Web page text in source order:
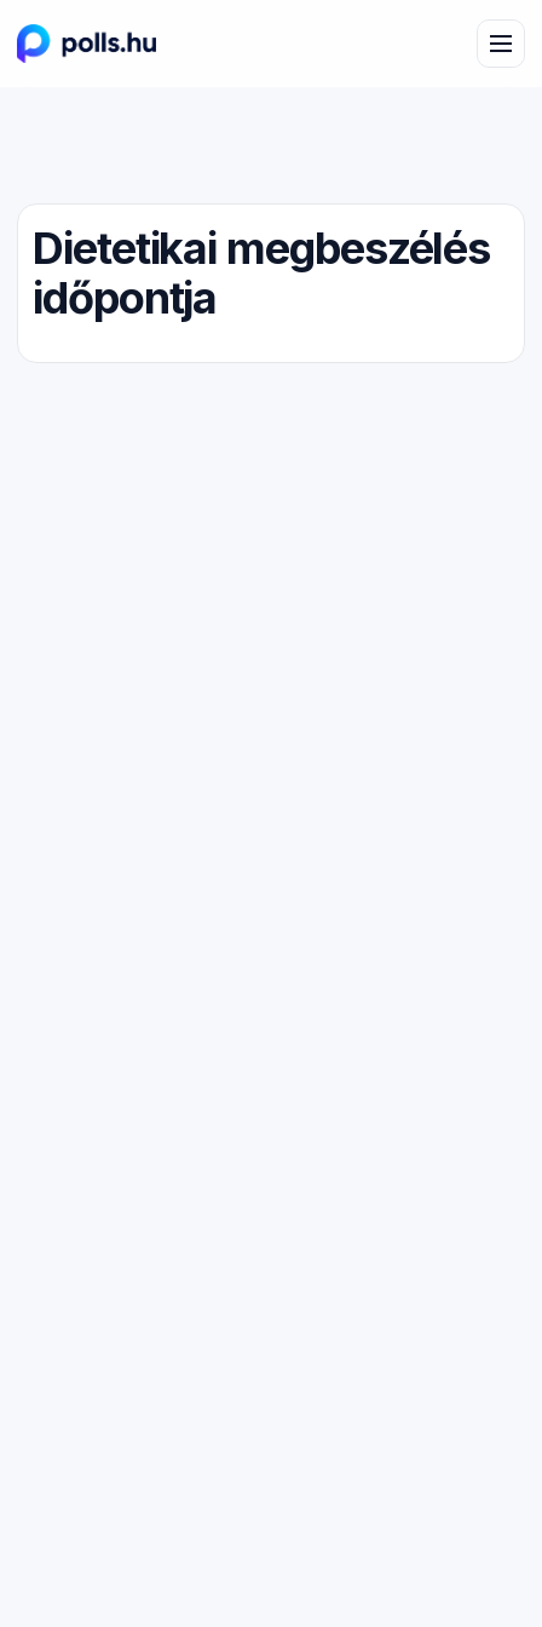
Dietetikai megbeszélés
időpontja